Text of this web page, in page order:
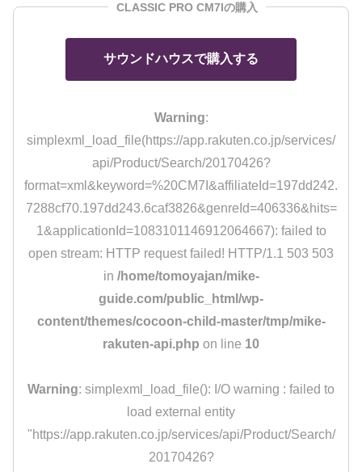
CLASSIC PRO CM7Iの購入
サウンドハウスで購入する
Warning:
simplexml_load_file(https://app.rakuten.co.jp/services/
api/Product/Search/20170426?
format=xml&keyword=%20CM7I&affiliateId=197dd242.
7288cf70.197dd243.6caf3826&genreId=406336&hits=
1&applicationId=1083101146912064667): failed to
open stream: HTTP request failed! HTTP/1.1 503 503
in /home/tomoyajan/mike-
guide.com/public_html/wp-
content/themes/cocoon-child-master/tmp/mike-
rakuten-api.php on line 10
Warning: simplexml_load_file(): I/O warning : failed to
load external entity
"https://app.rakuten.co.jp/services/api/Product/Search/
20170426?